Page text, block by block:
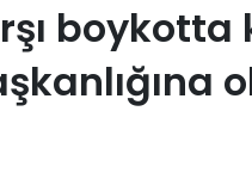
boykotta